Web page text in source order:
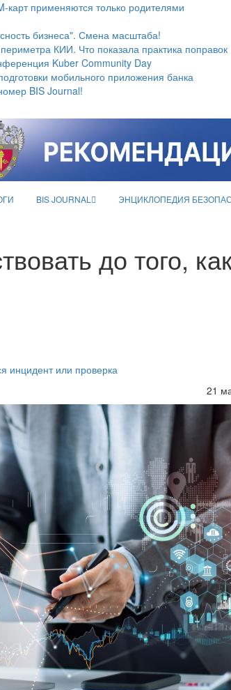
применяются только родителями
бизнеса". Смена масштаба!
КИИ. Что показала практика поправок
Kuber Community Day
мобильного приложения банка
BIS Journal!
BIS JOURNAL ЭНЦИКЛОПЕДИЯ
до того,
инцидент или проверка
21